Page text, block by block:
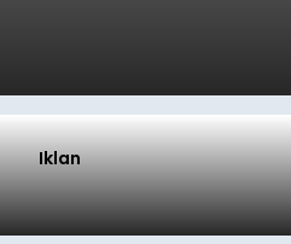
Iklan